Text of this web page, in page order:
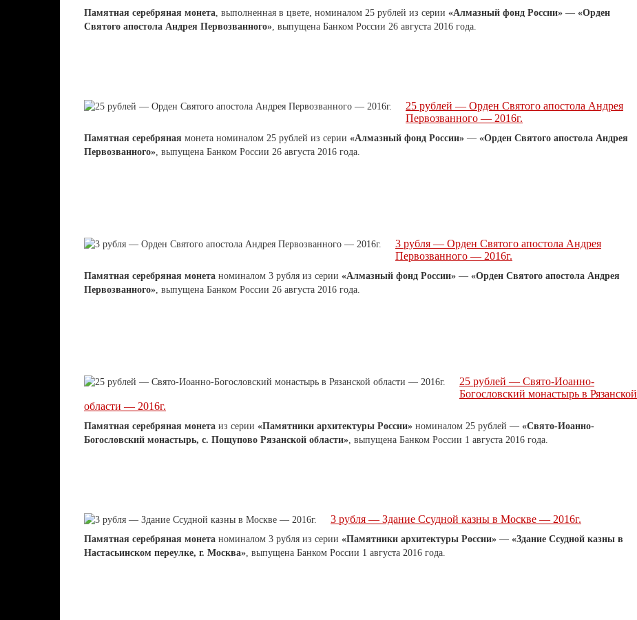
Памятная серебряная монета, выполненная в цвете, номиналом 25 рублей из серии «Алмазный фонд России» — «Орден
Святого апостола Андрея Первозванного», выпущена Банком России 26 августа 2016 года.
25 рублей — Орден Святого апостола Андрея
Первозванного — 2016г.
Памятная серебряная монета номиналом 25 рублей из серии «Алмазный фонд России» — «Орден Святого апостола Андрея
Первозванного», выпущена Банком России 26 августа 2016 года.
3 рубля — Орден Святого апостола Андрея
Первозванного — 2016г.
Памятная серебряная монета номиналом 3 рубля из серии «Алмазный фонд России» — «Орден Святого апостола Андрея
Первозванного», выпущена Банком России 26 августа 2016 года.
25 рублей — Свято-Иоанно-
Богословский монастырь в Рязанской
области — 2016г.
Памятная серебряная монета из серии «Памятники архитектуры России» номиналом 25 рублей — «Свято-Иоанно-
Богословский монастырь, с. Пощупово Рязанской области», выпущена Банком России 1 августа 2016 года.
3 рубля — Здание Ссудной казны в Москве — 2016г.
Памятная серебряная монета номиналом 3 рубля из серии «Памятники архитектуры России» — «Здание Ссудной казны в
Настасьинском переулке, г. Москва», выпущена Банком России 1 августа 2016 года.